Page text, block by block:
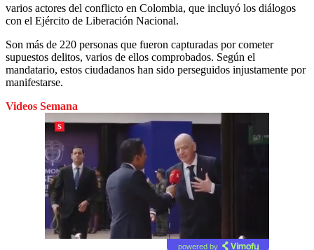
varios actores del conflicto en Colombia, que incluyó los diálogos
con el Ejército de Liberación Nacional.
Son más de 220 personas que fueron capturadas por cometer
supuestos delitos, varios de ellos comprobados. Según el
mandatario, estos ciudadanos han sido perseguidos injustamente por
manifestarse.
Videos Semana
powered by